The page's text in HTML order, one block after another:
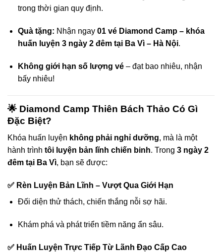
trong thời gian quy định.
Quà tặng: Nhận ngay 01 vé Diamond Camp – khóa
huấn luyện 3 ngày 2 đêm tại Ba Vì – Hà Nội.
Không giới hạn số lượng vé– đạt bao nhiêu, nhận
bấy nhiêu!
🌟 Diamond Camp Thiên Bách Thảo Có Gì
Đặc Biệt?
Khóa huấn luyện không phải nghỉ dưỡng, mà là một
hành trình tôi luyện bản lĩnh chiến binh. Trong 3 ngày 2
đêm tại Ba Vì, bạn sẽ được:
✅ Rèn Luyện Bản Lĩnh – Vượt Qua Giới Hạn
Đối diện thử thách, chiến thắng nỗi sợ hãi.
Khám phá và phát triển tiềm năng ẩn sâu.
✅ Huấn Luyện Trực Tiếp Từ Lãnh Đạo Cấp Cao